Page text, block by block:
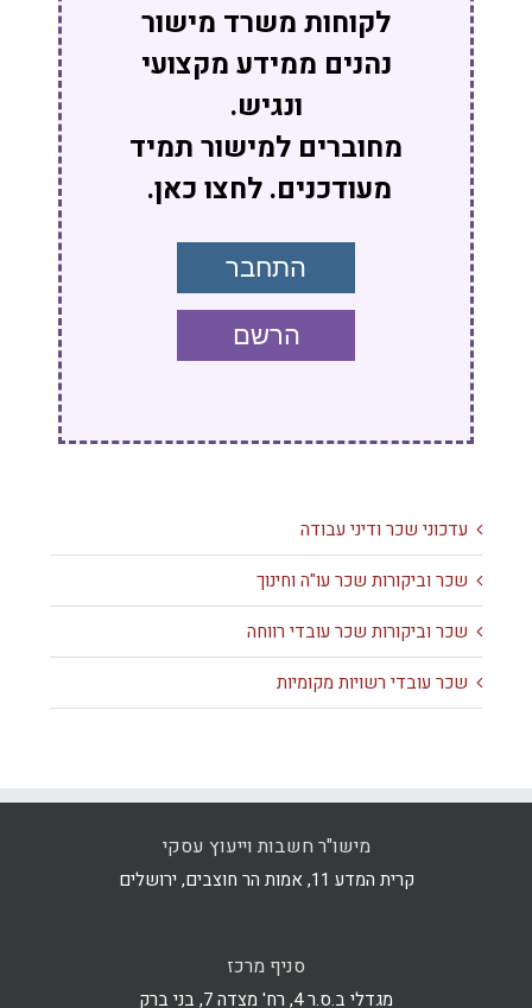
לקוחות משרד מישור
נהנים ממידע מקצועי
ונגיש.
מחוברים למישור תמיד
מעודכנים. לחצו כאן.
התחבר
הרשם
עדכוני שכר ודיני עבודה
שכר וביקורות שכר עו"ה וחינוך
שכר וביקורות שכר עובדי רווחה
שכר עובדי רשויות מקומיות
מישו"ר חשבות וייעוץ עסקי
קרית המדע 11, אמות הר חוצבים, ירושלים
סניף מרכז
מגדלי ב.ס.ר 4, רח' מצדה 7, בני ברק